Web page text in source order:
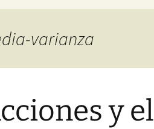
varianza
y el